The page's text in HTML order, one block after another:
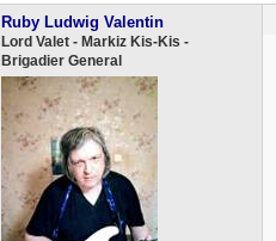
Ruby Ludwig Valentin
Lord Valet - Markiz Kis-Kis -
Brigadier General